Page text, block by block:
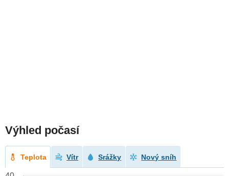
Výhled počasí
Teplota Vítr Srážky Nový sníh